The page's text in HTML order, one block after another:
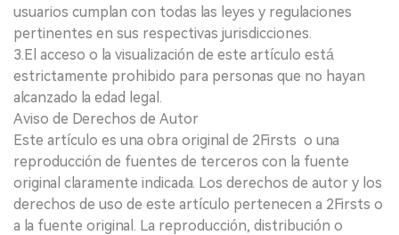
usuarios cumplan con todas las leyes y regulaciones
pertinentes en sus respectivas jurisdicciones.
3.El acceso o la visualización de este artículo está
estrictamente prohibido para personas que no hayan
alcanzado la edad legal.
Aviso de Derechos de Autor
Este artículo es una obra original de 2Firsts o una
reproducción de fuentes de terceros con la fuente
original claramente indicada. Los derechos de autor y los
derechos de uso de este artículo pertenecen a 2Firsts o
a la fuente original. La reproducción, distribución o